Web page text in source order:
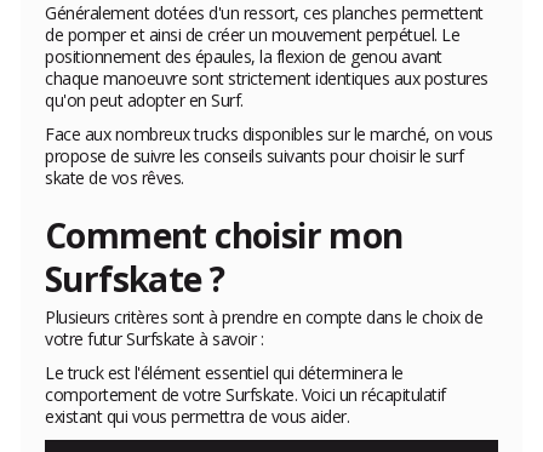
Généralement dotées d'un ressort, ces planches permettent
de pomper et ainsi de créer un mouvement perpétuel. Le
positionnement des épaules, la flexion de genou avant
chaque manoeuvre sont strictement identiques aux postures
qu'on peut adopter en Surf.
Face aux nombreux trucks disponibles sur le marché, on vous
propose de suivre les conseils suivants pour choisir le surf
skate de vos rêves.
Comment choisir mon
Surfskate ?
Plusieurs critères sont à prendre en compte dans le choix de
votre futur Surfskate à savoir :
Le truck est l'élément essentiel qui déterminera le
comportement de votre Surfskate. Voici un récapitulatif
existant qui vous permettra de vous aider.